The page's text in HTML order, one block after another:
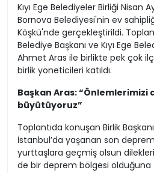
Kıyı Ege Belediyeler Birliği Nisan
Bornova Belediyesi'nin ev
Köşkü'nde gerçekleştirildi.
Belediye Başkanı ve Kıyı Ege
Ahmet Aras ile birlikte pek çok
birlik yöneticileri katıldı.
Başkan Aras: “Önlemlerimizi
büyütüyoruz”
Toplantıda konuşan Birlik
İstanbul’da yaşanan son
yurttaşlara geçmiş olsun
de bir deprem bölgesi olduğuna